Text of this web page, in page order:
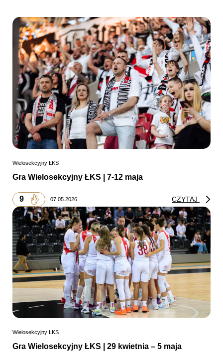
Wielosekcyjny ŁKS
Gra Wielosekcyjny ŁKS | 7-12 maja
9 07.05.2026 CZYTAJ
Wielosekcyjny ŁKS
Gra Wielosekcyjny ŁKS | 29 kwietnia – 5 maja